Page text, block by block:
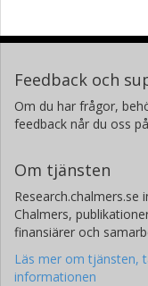
Feedback och
Om du har frågor,
feedback når du oss
Om tjänsten
Chalmers,
finansiärer och
Läs mer om tjänsten,
informationen